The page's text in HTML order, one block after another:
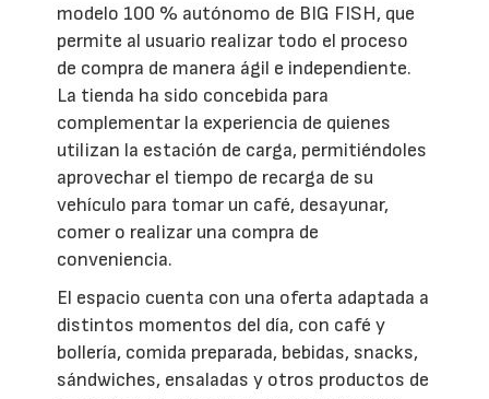
modelo 100 % autónomo de BIG FISH, que
permite al usuario realizar todo el proceso
de compra de manera ágil e independiente.
La tienda ha sido concebida para
complementar la experiencia de quienes
utilizan la estación de carga, permitiéndoles
aprovechar el tiempo de recarga de su
vehículo para tomar un café, desayunar,
comer o realizar una compra de
conveniencia.
El espacio cuenta con una oferta adaptada a
distintos momentos del día, con café y
bollería, comida preparada, bebidas, snacks,
sándwiches, ensaladas y otros productos de